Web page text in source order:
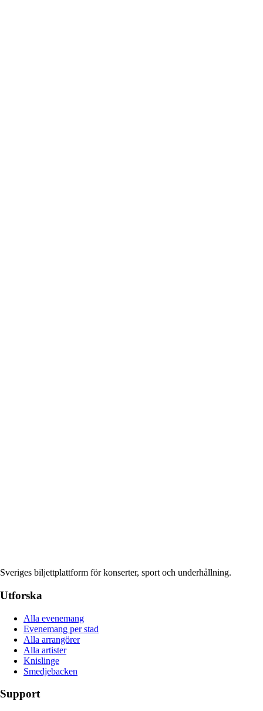
Sveriges biljettplattform för konserter, sport och underhållning.
Utforska
Alla evenemang
Evenemang per stad
Alla arrangörer
Alla artister
Knislinge
Smedjebacken
Support